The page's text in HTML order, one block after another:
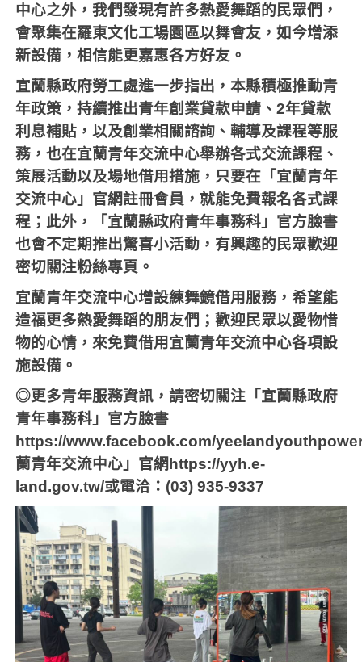
中心之外，我們發現有許多熱愛舞蹈的民眾們，
會聚集在羅東文化工場園區以舞會友，如今增添
新設備，相信能更嘉惠各方好友。
宜蘭縣政府勞工處進一步指出，本縣積極推動青
年政策，持續推出青年創業貸款申請、2年貸款
利息補貼，以及創業相關諮詢、輔導及課程等服
務，也在宜蘭青年交流中心舉辦各式交流課程、
策展活動以及場地借用措施，只要在「宜蘭青年
交流中心」官網註冊會員，就能免費報名各式課
程；此外，「宜蘭縣政府青年事務科」官方臉書
也會不定期推出驚喜小活動，有興趣的民眾歡迎
密切關注粉絲專頁。
宜蘭青年交流中心增設練舞鏡借用服務，希望能
造福更多熱愛舞蹈的朋友們；歡迎民眾以愛物惜
物的心情，來免費借用宜蘭青年交流中心各項設
施設備。
◎更多青年服務資訊，請密切關注「宜蘭縣政府
青年事務科」官方臉書
https://www.facebook.com/
蘭青年交流中心」官網https://yyh.e-
land.gov.tw/或電洽： (03) 935-9337